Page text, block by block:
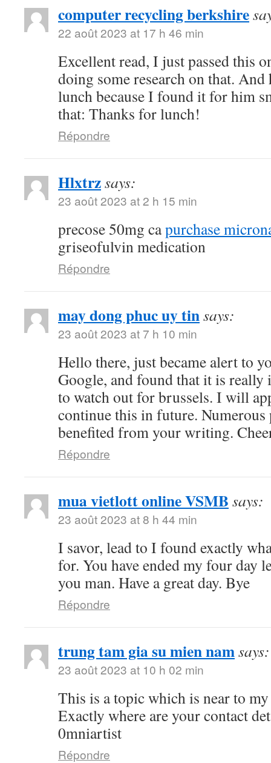
computer recycling berkshire
22 août 2023 at 17 h 46 min
Excellent read, I just passed this
doing some research on that.
lunch because I found it for him
that: Thanks for lunch!
Répondre
Hlxtrzsays:
23 août 2023 at 2 h 15 min
precose 50mg capurchase
griseofulvin medication
Répondre
may dong phuc uy tinsays:
23 août 2023 at 7 h 10 min
Hello there, just became alert to
Google, and found that it is
to watch out for brussels. I will
continue this in future.
benefited from your writing.
Répondre
mua vietlott online VSMB says:
23 août 2023 at 8 h 44 min
I savor, lead to I found exactly
for. You have ended my four day
you man. Have a great day. Bye
Répondre
trung tam gia su mien namsays:
23 août 2023 at 10 h 02 min
This is a topic which is near to
Exactly where are your contact
0mniartist
Répondre